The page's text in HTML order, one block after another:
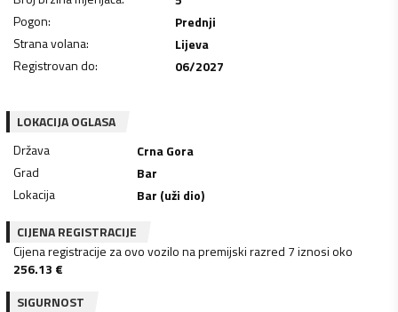
Pogon:
Prednji
Strana volana:
Lijeva
Registrovan do: 06/2027
LOKACIJA OGLASA
Država
Crna Gora
Grad
Bar
Lokacija
Bar (uži dio)
CIJENA REGISTRACIJE
Cijena registracije za ovo vozilo na premijski razred 7 iznosi oko
256.13 €
SIGURNOST